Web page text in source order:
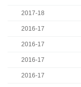
2017-18
2016-17
2016-17
2016-17
2016-17